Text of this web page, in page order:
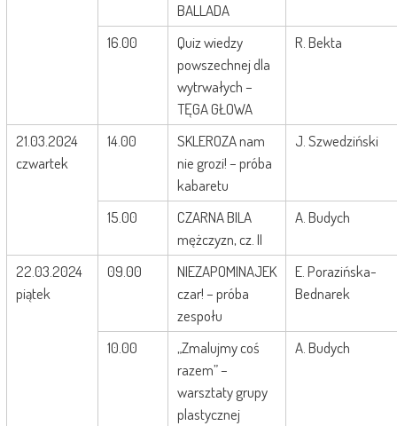
BALLADA
16.00
Quiz wiedzy
powszechnej dla
wytrwałych –
TĘGA GŁOWA
R. Bekta
21.03.2024
czwartek
14.00
SKLEROZA nam
nie grozi! – próba
kabaretu
J. Szwedziński
15.00
CZARNA BILA
mężczyzn, cz. II
A. Budych
22.03.2024
piątek
09.00
NIEZAPOMINAJEK
czar! – próba
zespołu
E. Porazińska-
Bednarek
10.00
„Zmalujmy coś
razem” –
warsztaty grupy
plastycznej
A. Budych